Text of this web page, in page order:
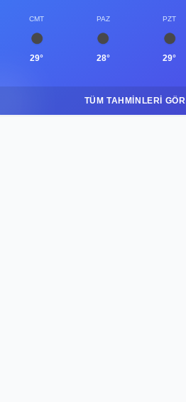
CMT
29°
PAZ
28°
PZT
29°
TÜM TAHMINLERI GÖR